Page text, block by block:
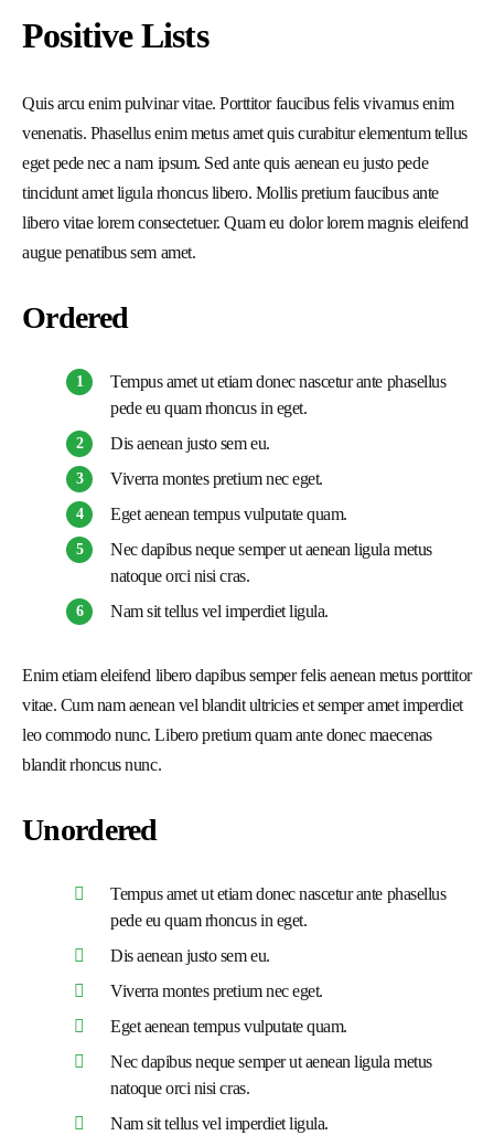
Positive Lists
Quis arcu enim pulvinar vitae. Porttitor faucibus felis vivamus enim
venenatis. Phasellus enim metus amet quis curabitur elementum tellus
eget pede nec a nam ipsum. Sed ante quis aenean eu justo pede
tincidunt amet ligula rhoncus libero. Mollis pretium faucibus ante
libero vitae lorem consectetuer. Quam eu dolor lorem magnis eleifend
augue penatibus sem amet.
Ordered
Tempus amet ut etiam donec nascetur ante phasellus
pede eu quam rhoncus in eget.
Dis aenean justo sem eu.
Viverra montes pretium nec eget.
Eget aenean tempus vulputate quam.
Nec dapibus neque semper ut aenean ligula metus
natoque orci nisi cras.
Nam sit tellus vel imperdiet ligula.
Enim etiam eleifend libero dapibus semper felis aenean metus porttitor
vitae. Cum nam aenean vel blandit ultricies et semper amet imperdiet
leo commodo nunc. Libero pretium quam ante donec maecenas
blandit rhoncus nunc.
Unordered
Tempus amet ut etiam donec nascetur ante phasellus
pede eu quam rhoncus in eget.
Dis aenean justo sem eu.
Viverra montes pretium nec eget.
Eget aenean tempus vulputate quam.
Nec dapibus neque semper ut aenean ligula metus
natoque orci nisi cras.
Nam sit tellus vel imperdiet ligula.